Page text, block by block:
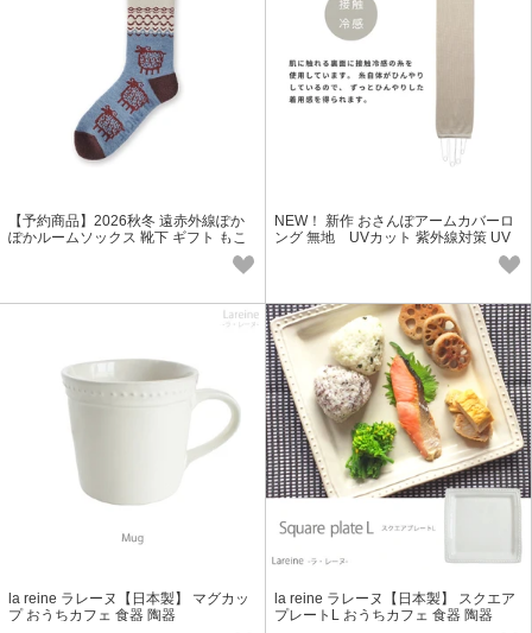
【予約商品】2026秋冬 遠赤外線ぽか
ぽかルームソックス 靴下 ギフト もこ
NEW！ 新作 おさんぽアームカバーロ
ング 無地 UVカット 紫外線対策 UV
la reine ラレーヌ【日本製】 マグカッ
プ おうちカフェ 食器 陶器
la reine ラレーヌ【日本製】 スクエア
プレートL おうちカフェ 食器 陶器